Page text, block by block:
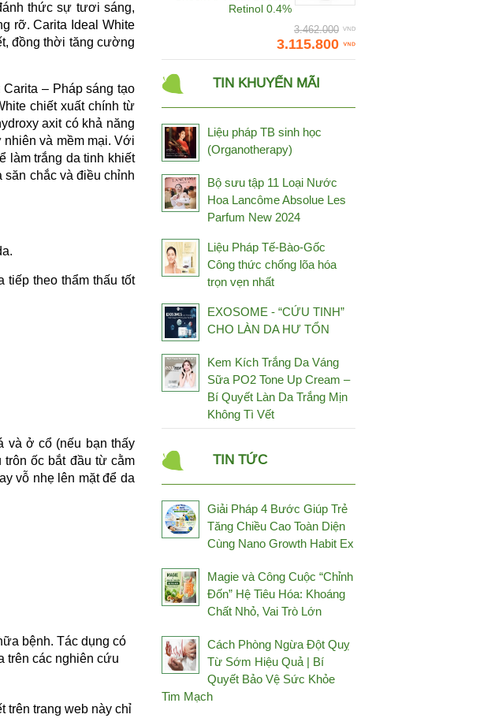
thức sự tươi sáng,
rỡ. Carita Ideal White
đồng thời tăng cường
– Pháp sáng tạo
chiết xuất chính từ
axit có khả năng
nhiên và mềm mại. Với
làm trắng da tinh khiết
chắc và điều chỉnh
theo thẩm thấu tốt
và ở cổ (nếu bạn thấy
trôn ốc bắt đầu từ cằm
vỗ nhẹ lên mặt để da
bệnh. Tác dụng có
trên các nghiên cứu
trên trang web này chỉ
Dr.CPU
Đông trùng hạ thảo
Bhutan
Đông trùng hạ thảo Tây
Tạng
Fine Japan
Frezyderm
Fucoidan Umi
Fuji Health
Fujina
GCell
Genki Fami
Genosys
Germaine De Capuccini
Gold Elements
Grammer-Revit
Healthy Beauty
Heliocare
Higo Global
Hineko
HL Always Active
Hokoen
Holistic Way
HSIN HAI
Hush & Hush
Retinol 0.4%
3.462.000
3.115.800
TIN KHUYẾN MÃI
Liệu pháp TB sinh học
(Organotherapy)
Bộ sưu tập 11 Loại Nước
Hoa Lancôme Absolue Les
Parfum New 2024
Liệu Pháp Tế-Bào-Gốc
Công thức chống lõa hóa
trọn vẹn nhất
EXOSOME - “CỨU TINH”
CHO LÀN DA HƯ TỔN
Kem Kích Trắng Da Váng
Sữa PO2 Tone Up Cream –
Bí Quyết Làn Da Trắng Mịn
Không Tì Vết
TIN TỨC
Giải Pháp 4 Bước Giúp Trẻ
Tăng Chiều Cao Toàn Diện
Cùng Nano Growth Habit Ex
Magie và Công Cuộc “Chỉnh
Đốn” Hệ Tiêu Hóa: Khoáng
Chất Nhỏ, Vai Trò Lớn
Cách Phòng Ngừa Đột Quỵ
Từ Sớm Hiệu Quả | Bí
Quyết Bảo Vệ Sức Khỏe
Tim Mạch